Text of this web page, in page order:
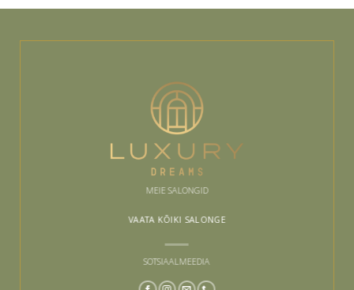
Parimad
MEIE SALONGID
VAATA KÕIKI SALONGE
SOTSIAALMEEDIA